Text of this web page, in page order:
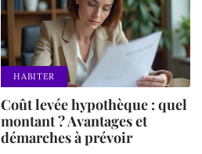
HABITER
Coût levée hypothèque : quel
montant ? Avantages et
démarches à prévoir